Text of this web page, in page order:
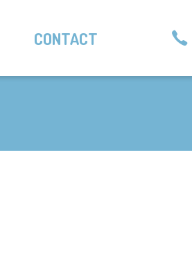
CONTACT